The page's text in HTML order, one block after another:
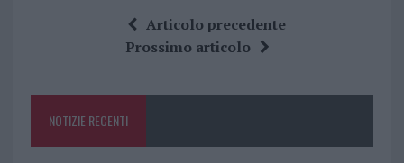
o
k
te
re
at
s
p
a
re
Articolo precedente
Prossimo articolo
NOTIZIE RECENTI